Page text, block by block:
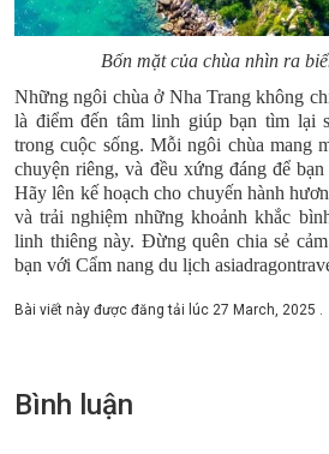
Bốn mặt của chùa nhìn ra
Những ngôi chùa ở Nha Trang không
là điểm đến tâm linh giúp bạn tìm lại
trong cuộc sống. Mỗi ngôi chùa mang
chuyện riêng, và đều xứng đáng để
Hãy lên kế hoạch cho chuyến hành
và trải nghiệm những khoảnh khắc
linh thiêng này. Đừng quên chia sẻ
bạn với Cẩm nang du lịch
Bài viết này được đăng tải lúc 27 March, 2025 .
Bình luận